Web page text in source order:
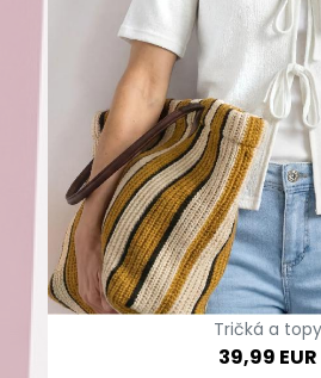
Tričká a topy
39,99 EUR